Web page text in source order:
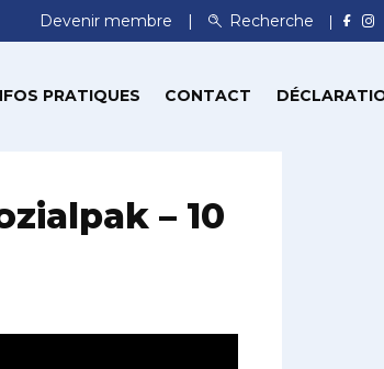
Devenir membre Recherche
PRATIQUES CONTACT
– 10